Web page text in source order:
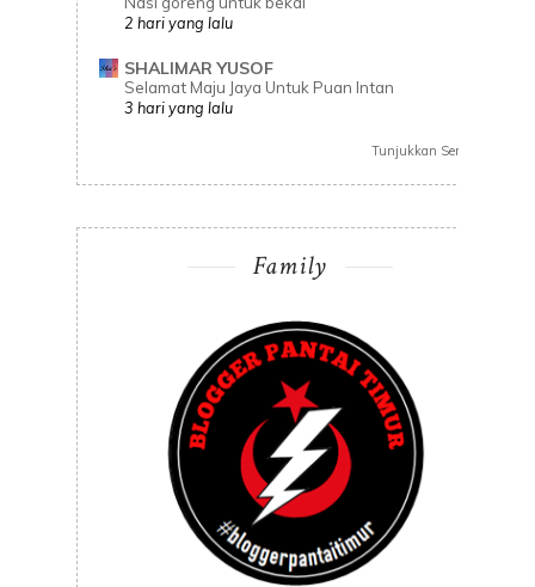
2 hari yang lalu
SHALIMAR YUSOF
Selamat Maju Jaya Untuk Puan Intan
3 hari yang lalu
Tunjukkan Semua
Family